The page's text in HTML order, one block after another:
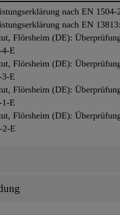
nach EN
nach EN
Flörsheim (DE):
E
Flörsheim (DE):
E
Flörsheim (DE):
E
Flörsheim (DE):
2-E